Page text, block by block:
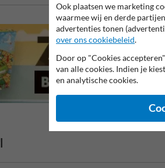
Ook plaatsen we marketing
waarmee wij en derde
advertenties tonen
over ons cookiebeleid.
Door op "Cookies
van alle cookies. Indien je
en analytische cookies.